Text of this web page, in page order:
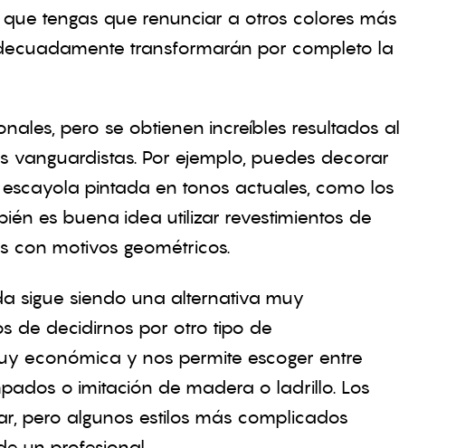
tengas que renunciar a otros colores más
transformarán por completo la
pero se obtienen increíbles resultados al
vanguardistas. Por ejemplo, puedes decorar
pintada en tonos actuales, como los
es buena idea utilizar revestimientos de
con motivos geométricos.
sigue siendo una alternativa muy
de decidirnos por otro tipo de
económica y nos permite escoger entre
o imitación de madera o ladrillo. Los
pero algunos estilos más complicados